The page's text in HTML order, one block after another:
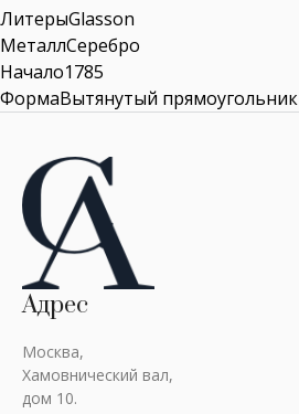
ЛитерыGlasson
МеталлСеребро
Начало1785
ФормаВытянутый прямоугольник
Адрес
Москва,
Хамовнический вал,
дом 10.